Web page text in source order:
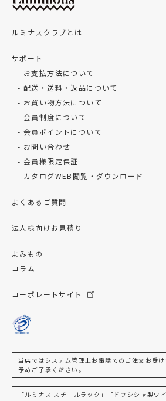
ルミナスクラブとは
サポート
お支払方法について
配送・送料・返品について
お買い物方法について
会員制度について
会員ポイントについて
お問い合わせ
会員様限定保証
カタログWEB閲覧・ダウンロード
よくあるご質問
法人様向けお見積り
よみもの
コラム
コーポレートサイト
当店ではシステム管理上お電話でのご注文お受け
予めご了承ください。
「ルミナス スチールラック」「ドウシシャ製ワ